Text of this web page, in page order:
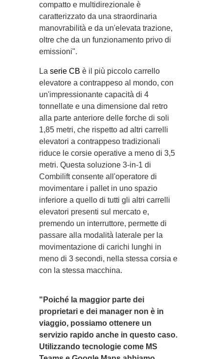
compatto e multidirezionale è
caratterizzato da una straordinaria
manovrabilità e da un'elevata trazione,
oltre che da un funzionamento privo di
emissioni".
La serie CB è il più piccolo carrello
elevatore a contrappeso al mondo, con
un'impressionante capacità di 4
tonnellate e una dimensione dal retro
alla parte anteriore delle forche di soli
1,85 metri, che rispetto ad altri carrelli
elevatori a contrappeso tradizionali
riduce le corsie operative a meno di 3,5
metri. Questa soluzione 3-in-1 di
Combilift consente all'operatore di
movimentare i pallet in uno spazio
inferiore a quello di tutti gli altri carrelli
elevatori presenti sul mercato e,
premendo un interruttore, permette di
passare alla modalità laterale per la
movimentazione di carichi lunghi in
meno di 3 secondi, nella stessa corsia e
con la stessa macchina.
"Poiché la maggior parte dei
proprietari e dei manager non è in
viaggio, possiamo ottenere un
servizio rapido anche in questo caso.
Utilizzando tecnologie come MS